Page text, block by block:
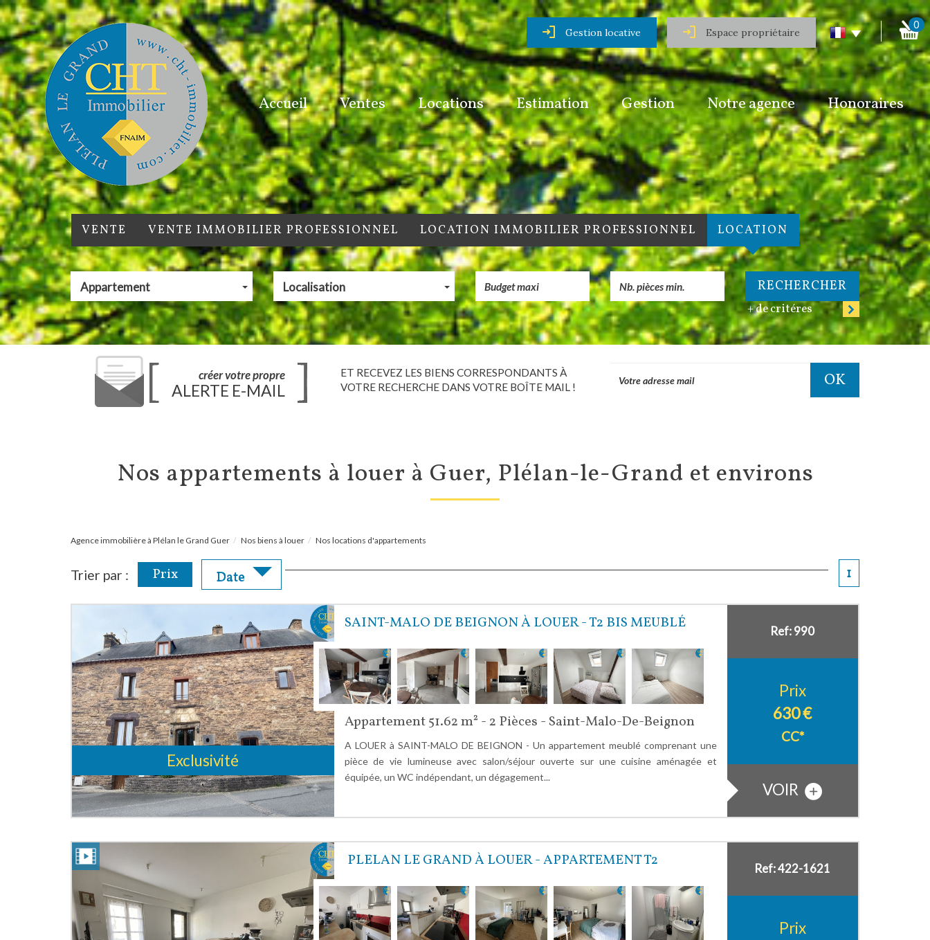
0
Gestion locative Espace propriétaire
Accueil Ventes Locations Estimation Gestion Notre agence Honoraires
VENTE VENTE IMMOBILIER PROFESSIONNEL LOCATION IMMOBILIER PROFESSIONNEL LOCATION
Appartement Localisation RECHERCHER
+ de critéres
créer votre propre
ALERTE E-MAIL
ET RECEVEZ LES BIENS CORRESPONDANTS À
VOTRE RECHERCHE DANS VOTRE BOÎTE MAIL !
OK
Nos appartements à louer à Guer, Plélan-le-Grand et environs
Agence immobilière à Plélan le Grand Guer Nos biens à louer Nos locations d'appartements
Trier par : Prix Date 1
Exclusivité
SAINT-MALO DE BEIGNON À LOUER - T2 BIS MEUBLÉ
Appartement 51.62 m² - 2 Pièces - Saint-Malo-De-Beignon
A LOUER à SAINT-MALO DE BEIGNON - Un appartement meublé comprenant une
pièce de vie lumineuse avec salon/séjour ouverte sur une cuisine aménagée et
équipée, un WC indépendant, un dégagement...
Ref: 990
Prix
630 €
CC*
VOIR
PLELAN LE GRAND À LOUER - APPARTEMENT T2 Ref: 422-1621
Prix